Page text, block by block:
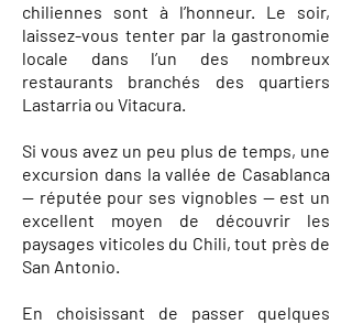
chiliennes sont à l’honneur. Le soir,
laissez-vous tenter par la gastronomie
locale dans l’un des nombreux
restaurants branchés des quartiers
Lastarria ou Vitacura.
Si vous avez un peu plus de temps, une
excursion dans la vallée de Casablanca
— réputée pour ses vignobles — est un
excellent moyen de découvrir les
paysages viticoles du Chili, tout près de
San Antonio.
En choisissant de passer quelques